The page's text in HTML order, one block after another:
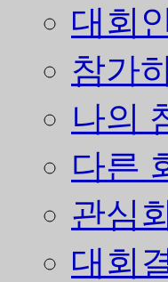
대회
참가
나의
다른
관심
대회